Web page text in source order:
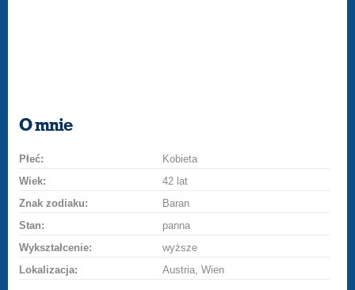
O mnie
Płeć:
Kobieta
Wiek:
42 lat
Znak zodiaku:
Baran
Stan:
panna
Wykształcenie:
wyższe
Lokalizacja:
Austria, Wien